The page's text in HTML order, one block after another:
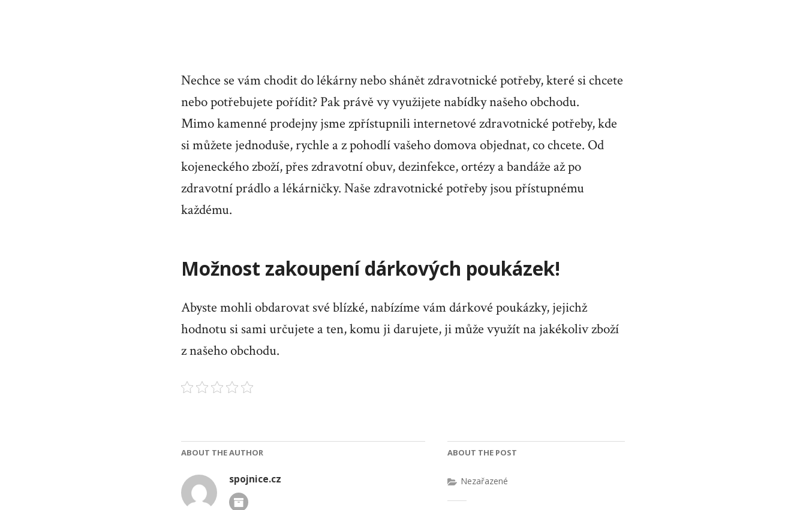
Nechce se vám chodit do lékárny nebo shánět zdravotnické potřeby, které si chcete
nebo potřebujete pořídit? Pak právě vy využijete nabídky našeho obchodu.
Mimo kamenné prodejny jsme zpřístupnili internetové zdravotnické potřeby, kde
si můžete jednoduše, rychle a z pohodlí vašeho domova objednat, co chcete. Od
kojeneckého zboží, přes zdravotní obuv, dezinfekce, ortézy a bandáže až po
zdravotní prádlo a lékárničky. Naše zdravotnické potřebyjsou přístupnému
každému.
Možnost zakoupení dárkových poukázek!
Abyste mohli obdarovat své blízké, nabízíme vám dárkové poukázky, jejichž
hodnotu si sami určujete a ten, komu ji darujete, ji může využít na jakékoliv zboží
z našeho obchodu.
ABOUT THE AUTHOR
spojnice.cz
ABOUT THE POST
Nezařazené